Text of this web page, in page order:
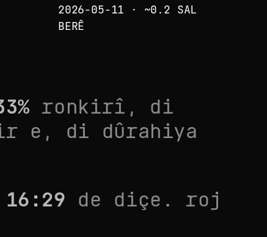
2026-05-11 · ~0.2 SAL
BERÊ
% ronkirî, di
e, di dûrahiya
16:29 de diçe. roj